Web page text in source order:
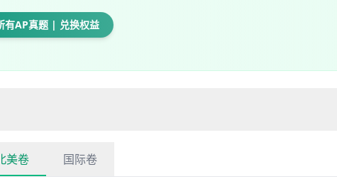
有AP真题 | 兑换权益
美卷 国际卷